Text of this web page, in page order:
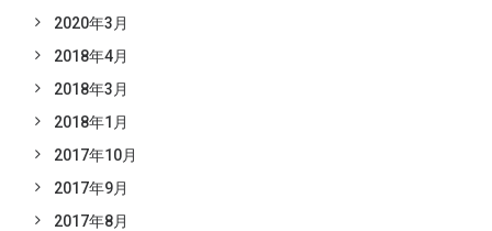
2020年3月
2018年4月
2018年3月
2018年1月
2017年10月
2017年9月
2017年8月